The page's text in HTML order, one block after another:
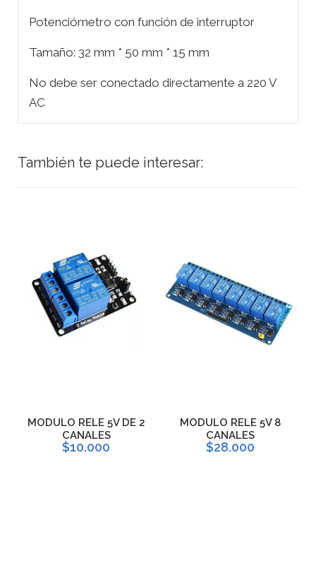
Potenciómetro con función de interruptor
Tamaño: 32 mm * 50 mm * 15 mm
No debe ser conectado directamente a 220 V
AC
También te puede interesar:
MODULO RELE 5V DE 2
CANALES
$10.000
MODULO RELE 5V 8
CANALES
$28.000